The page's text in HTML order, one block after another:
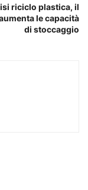
riciclo plastica, il
le capacità
di stoccaggio